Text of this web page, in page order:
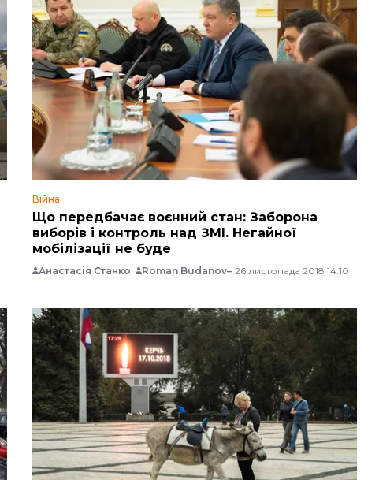
Війна
Що передбачає воєнний стан: Заборона
виборів і контроль над ЗМІ. Негайної
мобілізації не буде
Анастасія Станко Roman Budanov 26 листопада 2018 14:10